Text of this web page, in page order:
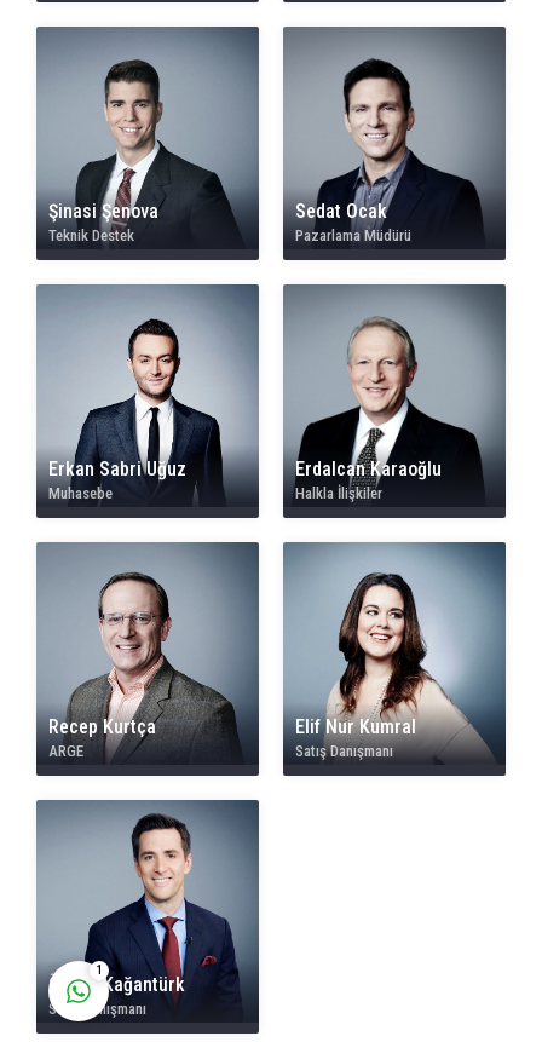
Şinasi Şenova
Teknik Destek
Sedat Ocak
Pazarlama Müdürü
Erkan Sabri Uğuz
Muhasebe
Erdalcan Karaoğlu
Halkla İlişkiler
Recep Kurtça
ARGE
Elif Nur Kumral
Satış Danışmanı
Özgür Kağantürk
Satış Danışmanı
Ahmet Yılmaz
1